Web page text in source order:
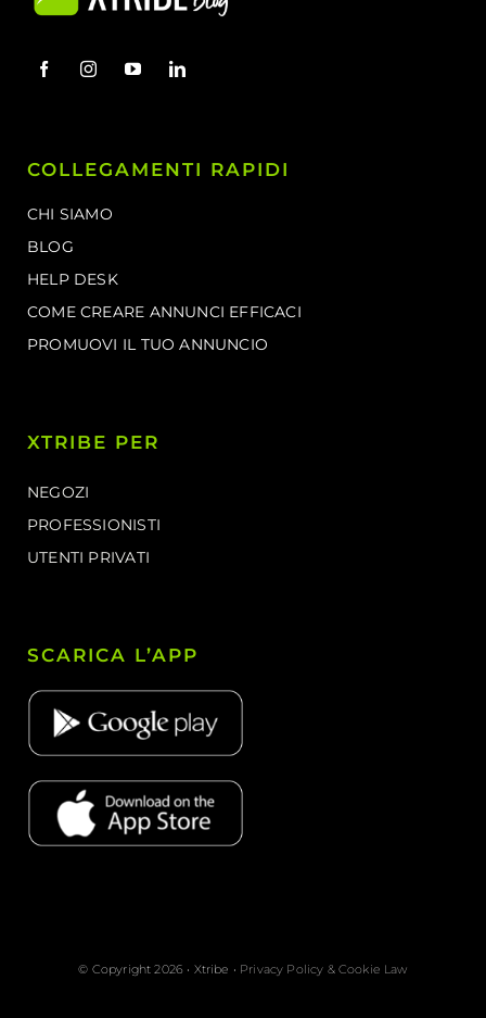
COLLEGAMENTI RAPIDI
CHI SIAMO
BLOG
HELP DESK
COME CREARE ANNUNCI EFFICACI
PROMUOVI IL TUO ANNUNCIO
XTRIBE PER
NEGOZI
PROFESSIONISTI
UTENTI PRIVATI
SCARICA L’APP
© Copyright 2026 • Xtribe • Privacy Policy & Cookie Law